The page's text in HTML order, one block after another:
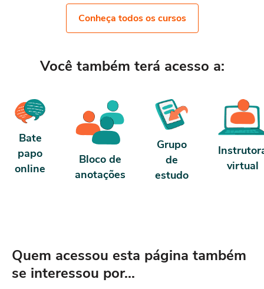
Conheça todos os cursos
Você também terá acesso a:
Bate
papo
online
Bloco de
anotações
Grupo
de
estudo
virtual
Quem acessou esta página também
se interessou por...